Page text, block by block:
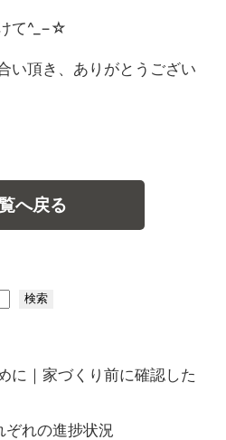
て^_−☆
い頂き、ありがとうござい
へ戻る
検索
に｜家づくり前に確認した
ぞれの進捗状況